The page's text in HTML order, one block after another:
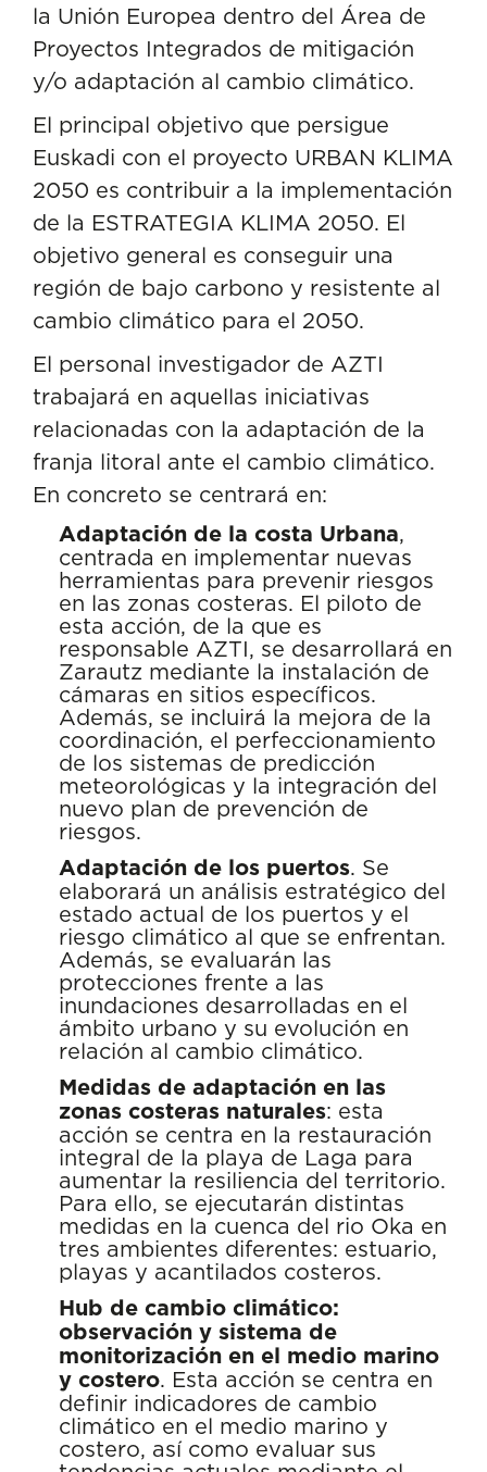
la Unión Europea dentro del Área de
Proyectos Integrados de mitigación
y/o adaptación al cambio climático.
El principal objetivo que persigue
Euskadi con el proyecto URBAN KLIMA
2050 es contribuir a la implementación
de la ESTRATEGIA KLIMA 2050. El
objetivo general es conseguir una
región de bajo carbono y resistente al
cambio climático para el 2050.
El personal investigador de AZTI
trabajará en aquellas iniciativas
relacionadas con la adaptación de la
franja litoral ante el cambio climático.
En concreto se centrará en:
Adaptación de la costa Urbana,
centrada en implementar nuevas
herramientas para prevenir riesgos
en las zonas costeras. El piloto de
esta acción, de la que es
responsable AZTI, se desarrollará en
Zarautz mediante la instalación de
cámaras en sitios específicos.
Además, se incluirá la mejora de la
coordinación, el perfeccionamiento
de los sistemas de predicción
meteorológicas y la integración del
nuevo plan de prevención de
riesgos.
Adaptación de los puertos. Se
elaborará un análisis estratégico del
estado actual de los puertos y el
riesgo climático al que se enfrentan.
Además, se evaluarán las
protecciones frente a las
inundaciones desarrolladas en el
ámbito urbano y su evolución en
relación al cambio climático.
Medidas de adaptación en las
zonas costeras naturales: esta
acción se centra en la restauración
integral de la playa de Laga para
aumentar la resiliencia del territorio.
Para ello, se ejecutarán distintas
medidas en la cuenca del rio Oka en
tres ambientes diferentes: estuario,
playas y acantilados costeros.
Hub de cambio climático:
observación y sistema de
monitorización en el medio marino
y costero. Esta acción se centra en
definir indicadores de cambio
climático en el medio marino y
costero, así como evaluar sus